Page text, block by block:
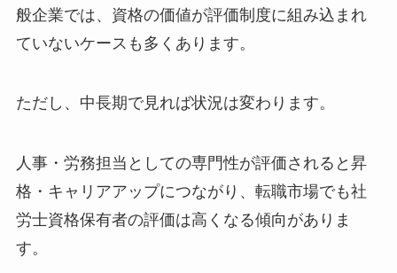
般企業では、資格の価値が評価制度に組み込まれ
ていないケースも多くあります。
ただし、中長期で見れば状況は変わります。
人事・労務担当としての専門性が評価されると昇
格・キャリアアップにつながり、転職市場でも社
労士資格保有者の評価は高くなる傾向がありま
す。